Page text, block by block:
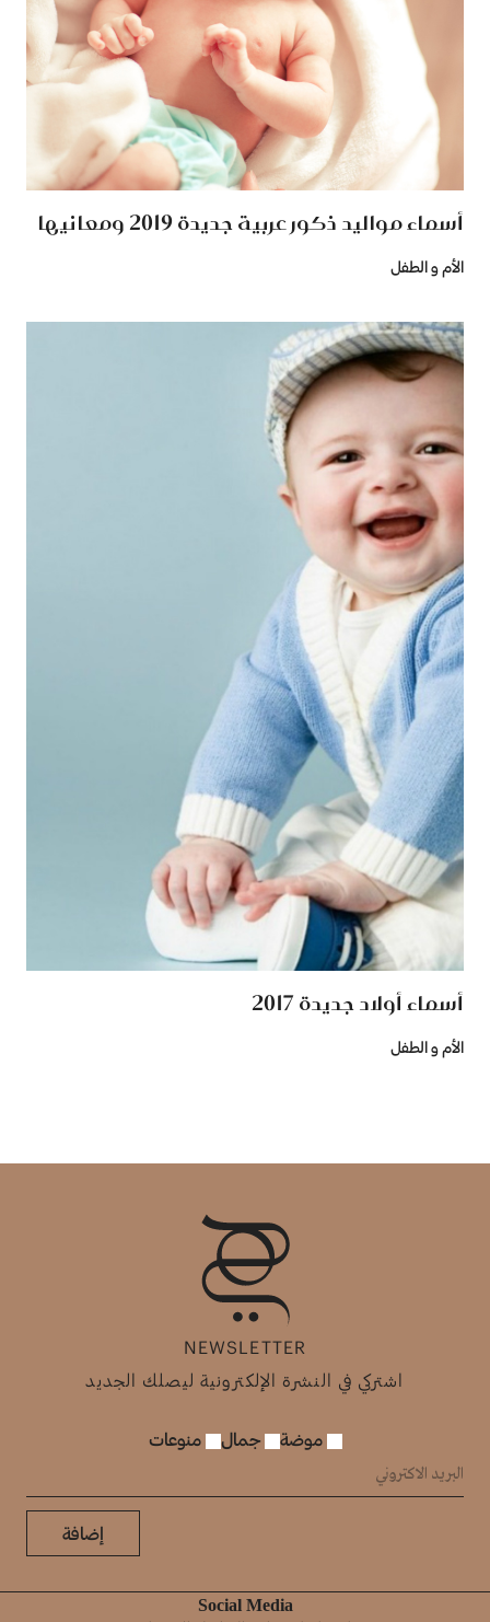
أسماء مواليد ذكور عربية جديدة 2019 ومعانيها
الأم و الطفل
أسماء أولاد جديدة 2017
الأم و الطفل
NEWSLETTER
اشتركي في النشرة الإلكترونية ليصلك الجديد
موضة جمال منوعات
إضافة
Social Media